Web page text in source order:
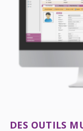
DES OUTILS